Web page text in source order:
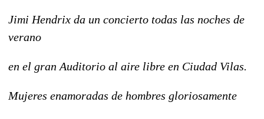
Jimi Hendrix da un concierto todas las noches de
verano
en el gran Auditorio al aire libre en Ciudad Vilas.
Mujeres enamoradas de hombres gloriosamente